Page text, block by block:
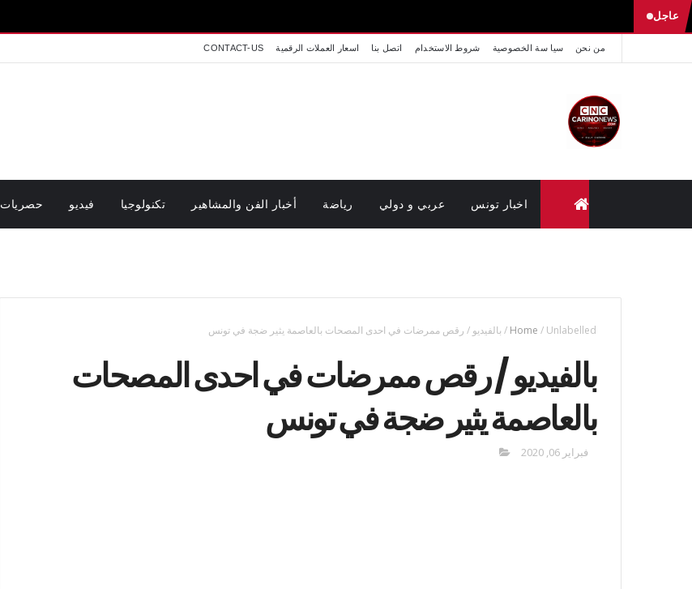
عاجل
من نحن سيا سة الخصوصية شروط الاستخدام اتصل بنا اسعار العملات الرقمية CONTACT-US
اخبار تونس عربي و دولي رياضة أخبار الفن والمشاهير تكنولوجيا فيديو حصريات
Home / Unlabelled
/ بالفيديو / رقص ممرضات في احدى المصحات بالعاصمة يثير ضجة في تونس
بالفيديو / رقص ممرضات في احدى المصحات
بالعاصمة يثير ضجة في تونس
فبراير 06, 2020